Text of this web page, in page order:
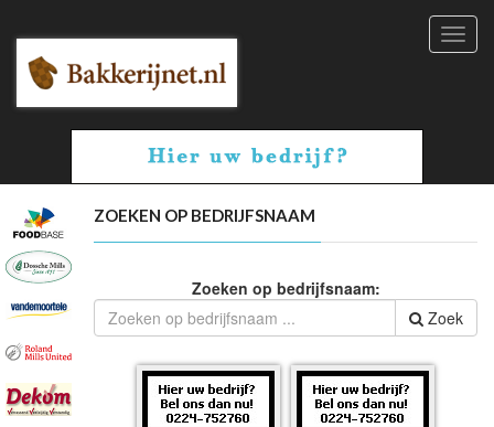
ZOEKEN OP BEDRIJFSNAAM
Zoeken op bedrijfsnaam:
Zoek